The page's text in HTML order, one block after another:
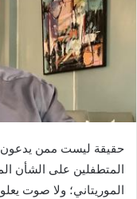
حقيقة ليست ممن يدعون
المتطفلين على الشأن
الموريتاني؛ ولا صوت